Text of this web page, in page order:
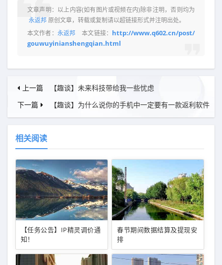
文章声明：以上内容(如有图片或视频在内)除非注明，否则均为
永返邦原创文章，转载或复制请以超链接形式并注明出处。
本文作者： 永返邦 本文链接： http://www.q602.cn/post/
gouwuyinianshengqian.html
上一篇
【趣谈】未来科技带给我一些忧虑
下一篇
【趣谈】为什么说你的手机中一定要有一款返利软件
相关阅读
【任务公告】IP精灵调价通
知！
春节期间数据结算及提现安
排